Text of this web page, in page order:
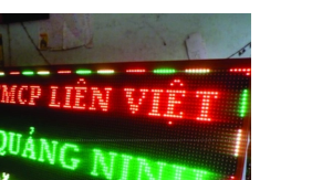
LED CHIẾU SÁNG ĐÔ THỊ. Sự phát
cáo Led rất mạnh mẽ, Thi công và sản xuất